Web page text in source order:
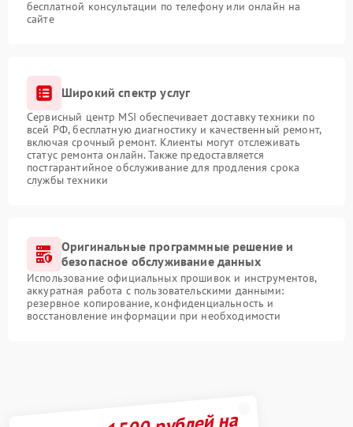
бесплатной консультации по телефону или онлайн на
сайте
Широкий спектр услуг
Сервисный центр MSI обеспечивает доставку техники по
всей РФ, бесплатную диагностику и качественный ремонт,
включая срочный ремонт. Клиенты могут отслеживать
статус ремонта онлайн. Также предоставляется
постгарантийное обслуживание для продления срока
службы техники
Оригинальные программные решение и
безопасное обслуживание данных
Использование официальных прошивок и инструментов,
аккуратная работа с пользовательскими данными:
резервное копирование, конфиденциальность и
восстановление информации при необходимости